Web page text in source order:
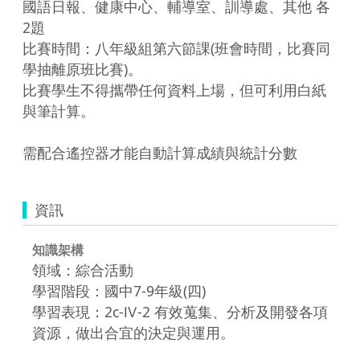
國語日報、健康中心、輔導室、訓導處、其他 各
2題
比賽時間：八年級組第六節課(班會時間，比賽同
學抽離原班比賽)。
比賽學生不得攜帶任何資料上場，但可利用白紙
與筆計算。
需配合遙控器才能自動計算成績與統計分數
資訊
知識架構
領域：綜合活動
學習階段：國中7-9年級(四)
學習表現：2c-Ⅳ-2 有效蒐集、分析及開發各項
資源，做出合宜的決定與運用。